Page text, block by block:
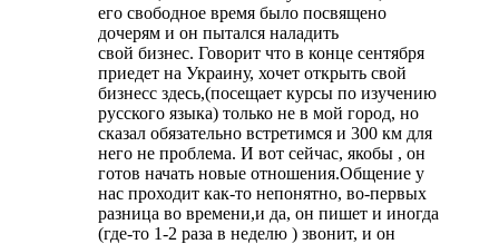
его свободное время было посвящено
дочерям и он пытался наладить
свой бизнес. Говорит что в конце сентября
приедет на Украину, хочет открыть свой
бизнесс здесь,(посещает курсы по изучению
русского языка) только не в мой город, но
сказал обязательно встретимся и 300 км для
него не проблема. И вот сейчас, якобы , он
готов начать новые отношения.Общение у
нас проходит как-то непонятно, во-первых
разница во времени,и да, он пишет и иногда
(где-то 1-2 раза в неделю ) звонит, и он